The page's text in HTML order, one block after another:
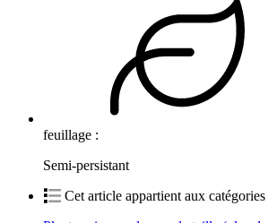
feuillage :
Semi-persistant
Cet article appartient aux catégories